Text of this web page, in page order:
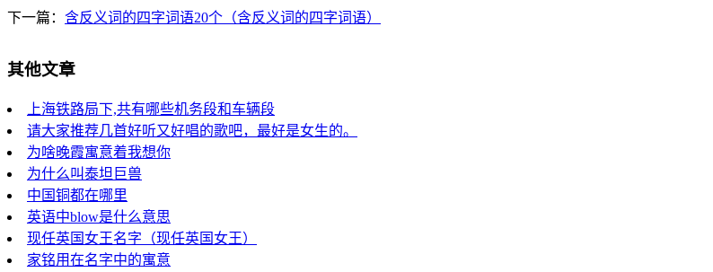
下一篇： 含反义词的四字词语20个（含反义词的四字词语）
其他文章
上海铁路局下,共有哪些机务段和车辆段
请大家推荐几首好听又好唱的歌吧，最好是女生的。
为啥晚霞寓意着我想你
为什么叫泰坦巨兽
中国铜都在哪里
英语中blow是什么意思
现任英国女王名字（现任英国女王）
家铭用在名字中的寓意